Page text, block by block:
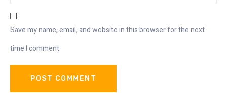
Save my name, email, and website in this browser for the next
time I comment.